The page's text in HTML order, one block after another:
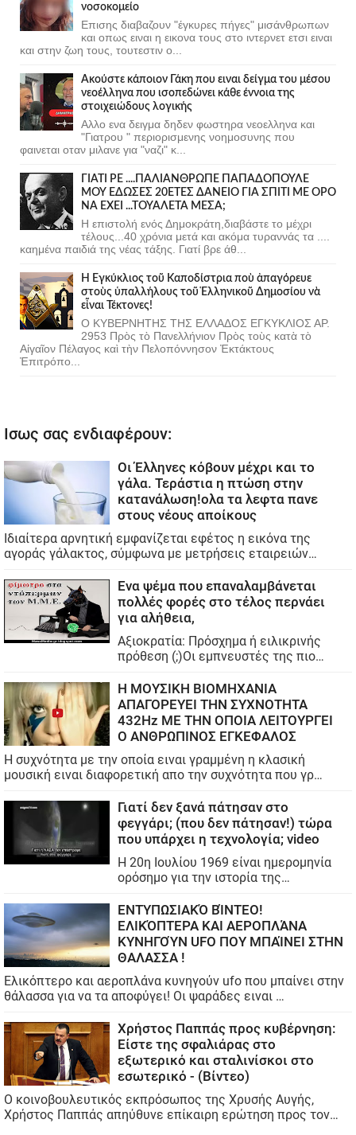
νοσοκομείο
Επισης διαβαζουν "έγκυρες πήγες" μισάνθρωπων
και οπως ειναι η εικονα τους στο ιντερνετ ετσι ειναι
και στην ζωη τους, τουτεστιν ο...
Ακούστε κάποιον Γάκη που ειναι δείγμα του μέσου
νεοέλληνα που ισοπεδώνει κάθε έννοια της
στοιχειώδους λογικής
Αλλο ενα δειγμα δηδεν φωστηρα νεοελληνα και
"Γιατρου " περιορισμενης νοημοσυνης που
φαινεται οταν μιλανε για "ναζι" κ...
ΓΙΑΤΙ ΡΕ ....ΠΑΛΙΑΝΘΡΩΠΕ ΠΑΠΑΔΟΠΟΥΛΕ
ΜΟΥ ΕΔΩΣΕΣ 20ΕΤΕΣ ΔΑΝΕΙΟ ΓΙΑ ΣΠΙΤΙ ΜΕ ΟΡΟ
ΝΑ ΕΧΕΙ ...ΤΟΥΑΛΕΤΑ ΜΕΣΑ;
Η επιστολή ενός Δημοκράτη,διαβάστε το μέχρι
τέλους...40 χρόνια μετά και ακόμα τυραννάς τα ....
καημένα παιδιά της νέας τάξης. Γιατί βρε άθ...
Ἡ Ἐγκύκλιος τοῦ Καποδίστρια ποὺ ἀπαγόρευε
στοὺς ὑπαλλήλους τοῦ Ἑλληνικοῦ Δημοσίου νὰ
εἶναι Τέκτονες!
Ο ΚΥΒΕΡΝΗΤΗΣ ΤΗΣ ΕΛΛΑΔΟΣ ΕΓΚΥΚΛΙΟΣ ΑΡ.
2953 Πρὸς τὸ Πανελλήνιον Πρὸς τοὺς κατὰ τὸ
Αἰγαῖον Πέλαγος καὶ τὴν Πελοπόννησον Ἐκτάκτους
Ἐπιτρόπο...